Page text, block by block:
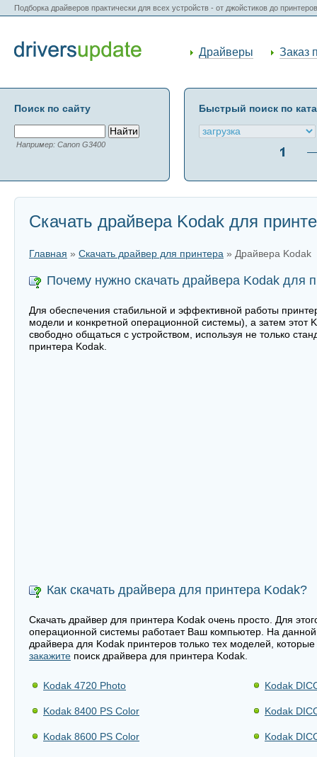
Подборка драйверов практически для всех устройств - от джойстиков до
Драйверы Заказ
Поиск по сайту
Например: Canon G3400
Быстрый поиск по
Скачать драйвера Kodak для
Главная » Скачать драйвер для принтера » Драйвера Kodak
Почему нужно скачать драйвера Kodak для
Для обеспечения стабильной и эффективной работы
модели и конкретной операционной системы), а затем этот
свободно общаться с устройством, используя не только
принтера Kodak.
Как скачать драйвера для принтера Kodak?
Скачать драйвер для принтера Kodak очень просто. Для
операционной системы работает Ваш компьютер. На
драйвера для Kodak принтеров только тех моделей,
закажите поиск драйвера для принтера Kodak.
Kodak 4720 Photo
Kodak 8400 PS Color
Kodak 8600 PS Color
Kodak
Kodak
Kodak